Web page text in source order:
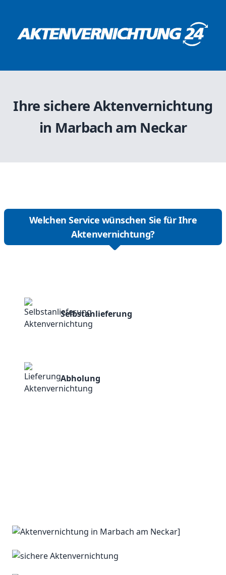
Ihre sichere Aktenvernichtung
in Marbach am Neckar
Welchen Service wünschen Sie für Ihre
Aktenvernichtung?
Selbstanlieferung
Abholung